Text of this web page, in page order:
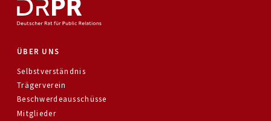
ÜBER UNS
Selbstverständnis
Trägerverein
Beschwerdeausschüsse
Mitglieder